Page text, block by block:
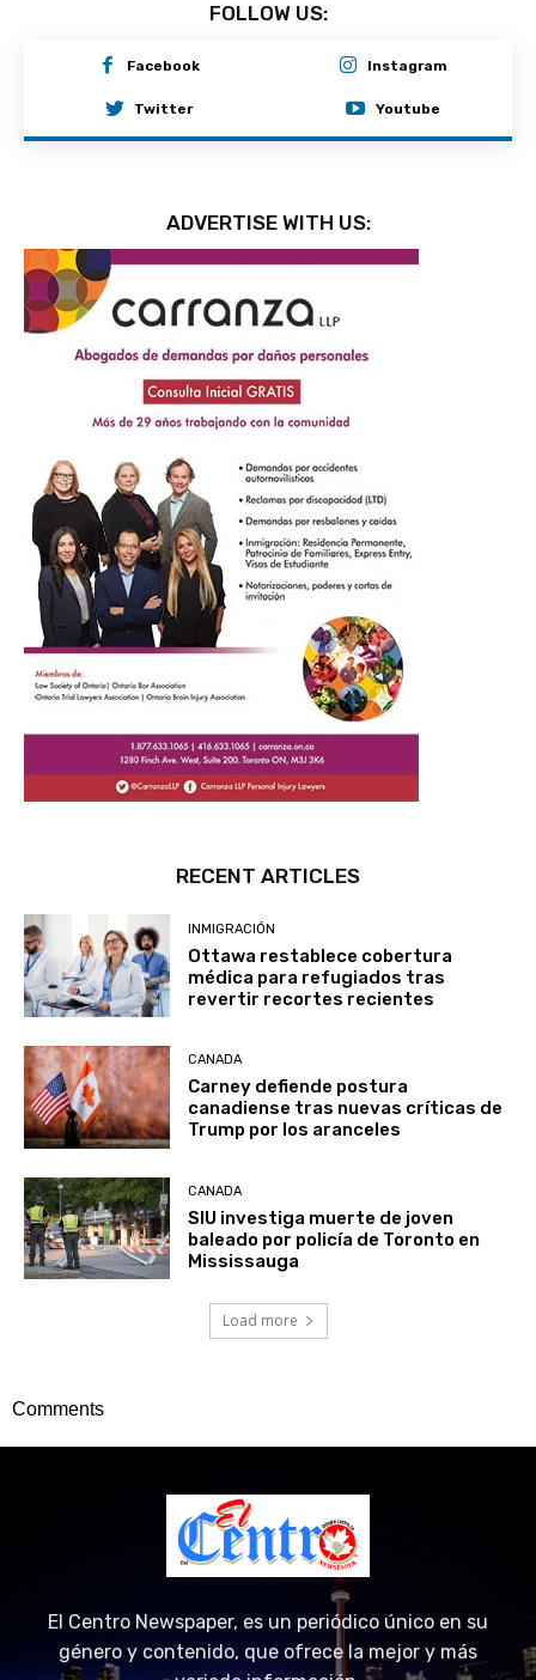
FOLLOW US:
Facebook Instagram
Twitter Youtube
ADVERTISE WITH US:
RECENT ARTICLES
INMIGRACIÓN
Ottawa restablece cobertura
médica para refugiados tras
revertir recortes recientes
CANADA
Carney defiende postura
canadiense tras nuevas críticas de
Trump por los aranceles
CANADA
SIU investiga muerte de joven
baleado por policía de Toronto en
Mississauga
Load more
Comments
El Centro Newspaper, es un periódico único en su
género y contenido, que ofrece la mejor y más